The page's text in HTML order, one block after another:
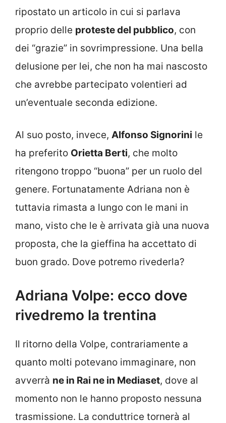
ripostato un articolo in cui si parlava
proprio delle proteste del pubblico, con
dei “grazie” in sovrimpressione. Una bella
delusione per lei, che non ha mai nascosto
che avrebbe partecipato volentieri ad
un’eventuale seconda edizione.
Al suo posto, invece, Alfonso Signorini le
ha preferito Orietta Berti, che molto
ritengono troppo “buona” per un ruolo del
genere. Fortunatamente Adriana non è
tuttavia rimasta a lungo con le mani in
mano, visto che le è arrivata già una nuova
proposta, che la gieffina ha accettato di
buon grado. Dove potremo rivederla?
Adriana Volpe: ecco dove
rivedremo la trentina
Il ritorno della Volpe, contrariamente a
quanto molti potevano immaginare, non
avverrà ne in Rai ne in Mediaset, dove al
momento non le hanno proposto nessuna
trasmissione. La conduttrice tornerà al